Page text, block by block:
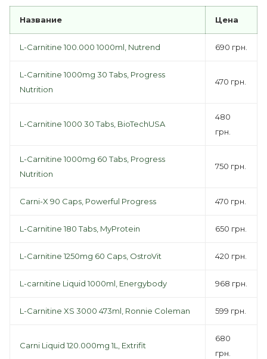
Название Цена
L-Carnitine 100.000 1000ml, Nutrend 690 грн.
L-Carnitine 1000mg 30 Tabs, Progress
Nutrition
470 грн.
L-Carnitine 1000 30 Tabs, BioTechUSA
480
грн.
L-Carnitine 1000mg 60 Tabs, Progress
Nutrition
750 грн.
Carni-X 90 Caps, Powerful Progress 470 грн.
L-Carnitine 180 Tabs, MyProtein 650 грн.
L-Carnitine 1250mg 60 Caps, OstroVit 420 грн.
L-carnitine Liquid 1000ml, Energybody 968 грн.
L-Carnitine XS 3000 473ml, Ronnie Coleman 599 грн.
Carni Liquid 120.000mg 1L, Extrifit
680
грн.